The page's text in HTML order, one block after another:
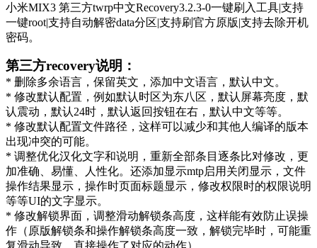
小米MIX3 第三方twrp中文Recovery3.2.3-0一键刷入工具|支持
一键root|支持自动解密data分区|支持刷官方原版|支持去除开机
密码。
第三方recovery说明：
* 删除多余语言，保留英文，添加中文语言，默认中文。
* 修改默认配置，例如默认时区为东八区，默认屏幕亮度，默
认震动，默认24时，默认返回按钮在右，默认中文等等。
* 修改默认配置文件路径，这样可以减少和其他人编译的版本
出现冲突的可能。
* 调整优化汉化文字和说明，重新全部条目逐条比对修改，更
加准确、易懂、人性化。还添加显示mtp启用关闭显示，文件
操作结果显示，操作时页面标题显示，修改权限时的权限说明
等等UI的文字显示。
* 修改解锁界面，调整滑动解锁条高度，这样能有效防止误操
作（原版解锁条和操作解锁条高度一致，解锁完毕时，可能重
复滑动导致，直接操作了对应的动作）。